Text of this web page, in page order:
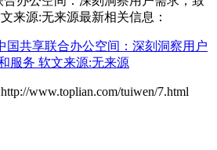
来源:无来源最新相关信息：
国共享联合办公空间：深刻洞察用户
服务 软文来源:无来源
www.toplian.com/tuiwen/7.html